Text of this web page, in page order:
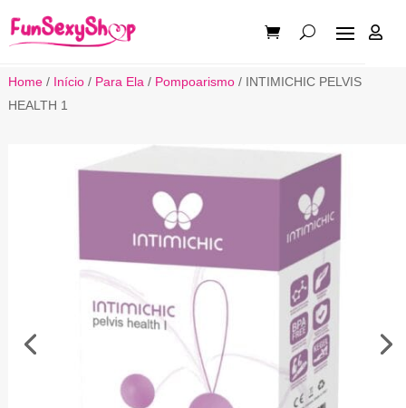

Home/ Início/ Para Ela / Pompoarismo/ INTIMICHIC PELVIS
HEALTH 1